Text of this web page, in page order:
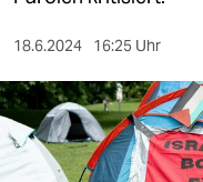
sport
berlin
nord
18.6.2024 16:25 Uhr